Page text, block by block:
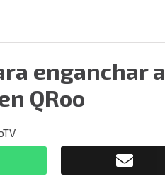
enganchar a
QRoo